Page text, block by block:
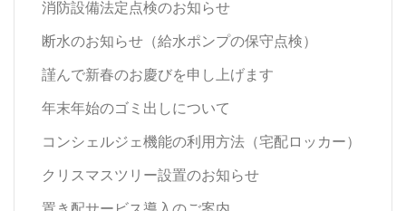
消防設備法定点検のお知らせ
断水のお知らせ（給水ポンプの保守点検）
謹んで新春のお慶びを申し上げます
年末年始のゴミ出しについて
コンシェルジェ機能の利用方法（宅配ロッカー）
クリスマスツリー設置のお知らせ